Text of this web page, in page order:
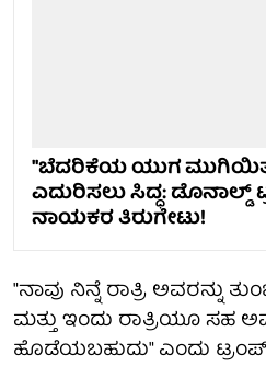
''ಬೆದರಿಕೆಯ ಯುಗ
ಎದುರಿಸಲು ಸಿದ್ಧ:
ನಾಯಕರ ತಿರುಗೇಟು!
"ನಾವು ನಿನ್ನೆ ರಾತ್ರಿ ಅವರನ್ನು
ಮತ್ತು ಇಂದು ರಾತ್ರಿಯೂ ಸಹ
ಹೊಡೆಯಬಹುದು" ಎಂದು